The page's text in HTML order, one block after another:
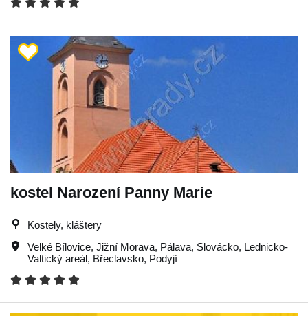
kostel Narození Panny Marie
Kostely, kláštery
Velké Bílovice, Jižní Morava, Pálava, Slovácko, Lednicko-
Valtický areál, Břeclavsko, Podyjí